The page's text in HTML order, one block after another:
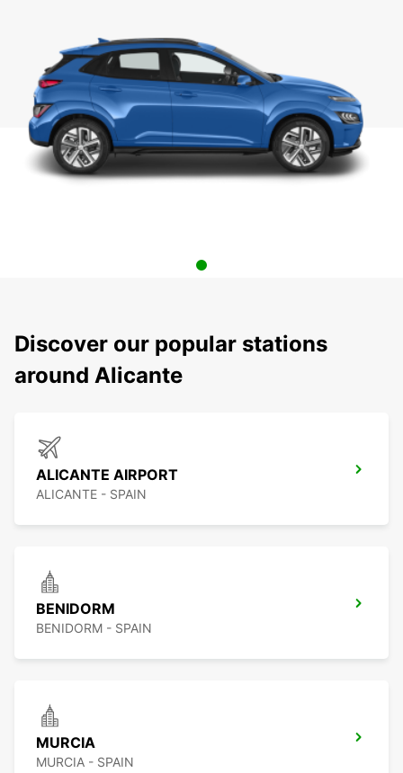
Discover our popular stations
around Alicante
ALICANTE AIRPORT
ALICANTE - SPAIN
BENIDORM
BENIDORM - SPAIN
MURCIA
MURCIA - SPAIN